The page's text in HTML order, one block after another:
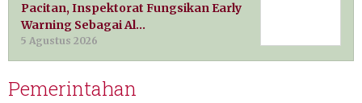
Pacitan, Inspektorat Fungsikan Early
Warning Sebagai Al…
5 Agustus 2026
Pemerintahan